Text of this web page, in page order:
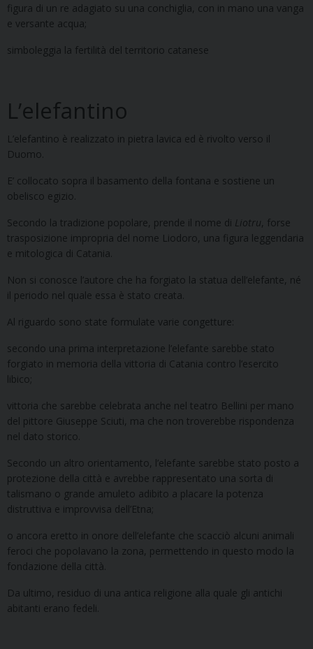
figura di un re adagiato su una conchiglia, con in mano una vanga
e versante acqua;
simboleggia la fertilità del territorio catanese
L’elefantino
L’elefantino è realizzato in pietra lavica ed è rivolto verso il
Duomo.
E’ collocato sopra il basamento della fontana e sostiene un
obelisco egizio.
Secondo la tradizione popolare, prende il nome di Liotru, forse
trasposizione impropria del nome Liodoro, una figura leggendaria
e mitologica di Catania.
Non si conosce l’autore che ha forgiato la statua dell’elefante, né
il periodo nel quale essa è stato creata.
Al riguardo sono state formulate varie congetture:
secondo una prima interpretazione l’elefante sarebbe stato
forgiato in memoria della vittoria di Catania contro l’esercito
libico;
vittoria che sarebbe celebrata anche nel teatro Bellini per mano
del pittore Giuseppe Sciuti, ma che non troverebbe rispondenza
nel dato storico.
Secondo un altro orientamento, l’elefante sarebbe stato posto a
protezione della città e avrebbe rappresentato una sorta di
talismano o grande amuleto adibito a placare la potenza
distruttiva e improvvisa dell’Etna;
o ancora eretto in onore dell’elefante che scacciò alcuni animali
feroci che popolavano la zona, permettendo in questo modo la
fondazione della città.
Da ultimo, residuo di una antica religione alla quale gli antichi
abitanti erano fedeli.